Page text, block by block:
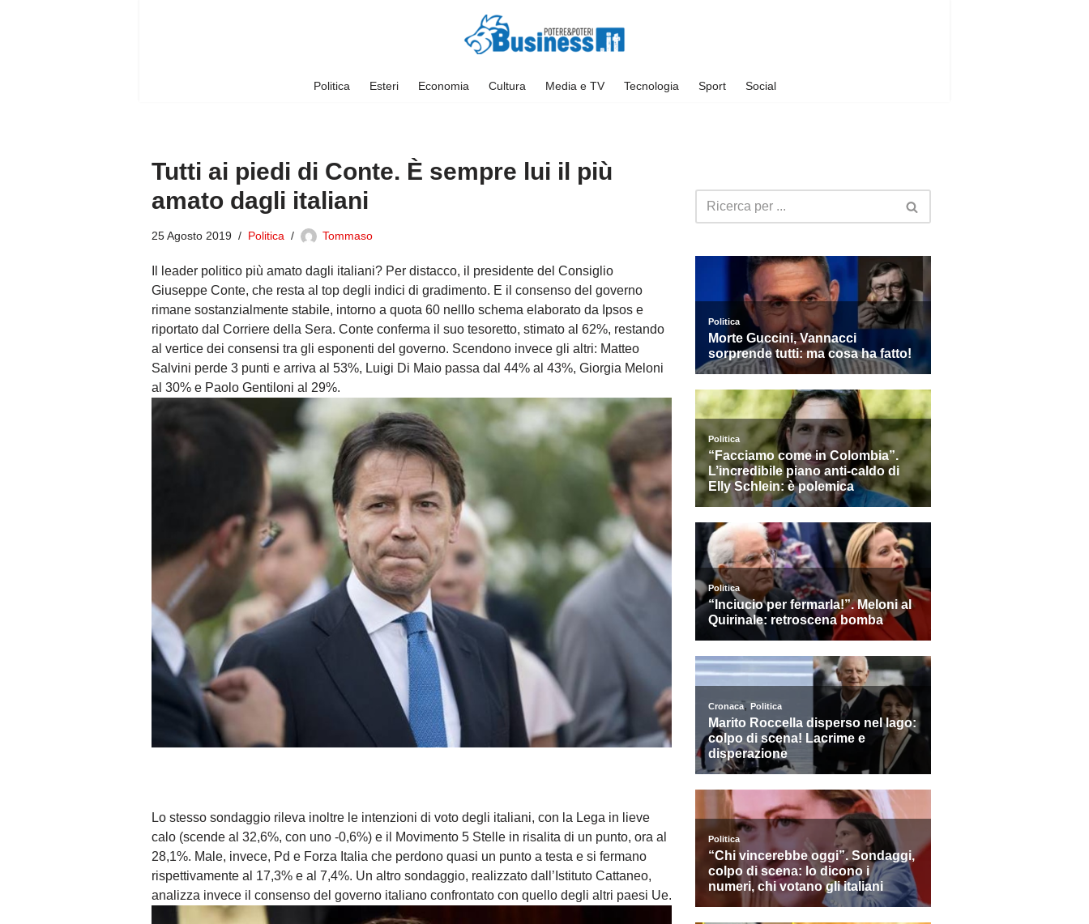
Politica Esteri Economia Cultura Media e TV Tecnologia Sport Social
Tutti ai piedi di Conte. È sempre lui il più
amato dagli italiani
25 Agosto 2019 Politica Tommaso
Il leader politico più amato dagli italiani? Per distacco, il presidente del Consiglio
Giuseppe Conte, che resta al top degli indici di gradimento. E il consenso del governo
rimane sostanzialmente stabile, intorno a quota 60 nelllo schema elaborato da Ipsos e
riportato dal Corriere della Sera. Conte conferma il suo tesoretto, stimato al 62%, restando
al vertice dei consensi tra gli esponenti del governo. Scendono invece gli altri: Matteo
Salvini perde 3 punti e arriva al 53%, Luigi Di Maio passa dal 44% al 43%, Giorgia Meloni
al 30% e Paolo Gentiloni al 29%.
Lo stesso sondaggio rileva inoltre le intenzioni di voto degli italiani, con la Lega in lieve
calo (scende al 32,6%, con uno -0,6%) e il Movimento 5 Stelle in risalita di un punto, ora al
28,1%. Male, invece, Pd e Forza Italia che perdono quasi un punto a testa e si fermano
rispettivamente al 17,3% e al 7,4%. Un altro sondaggio, realizzato dall’Istituto Cattaneo,
analizza invece il consenso del governo italiano confrontato con quello degli altri paesi Ue.